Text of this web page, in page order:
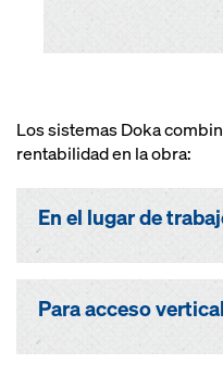
Los sistemas Doka
rentabilidad en la obra:
En el lugar de
Para acceso vertical